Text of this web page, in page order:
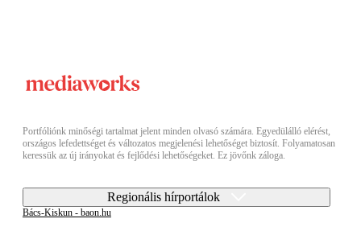
Portfóliónk minőségi tartalmat jelent minden olvasó számára. Egyedülálló elérést,
országos lefedettséget és változatos megjelenési lehetőséget biztosít. Folyamatosan
keressük az új irányokat és fejlődési lehetőségeket. Ez jövőnk záloga.
Regionális hírportálok
Bács-Kiskun - baon.hu